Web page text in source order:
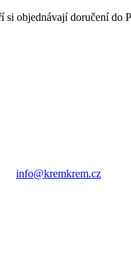
objednávají doručení
info@kremkrem.cz